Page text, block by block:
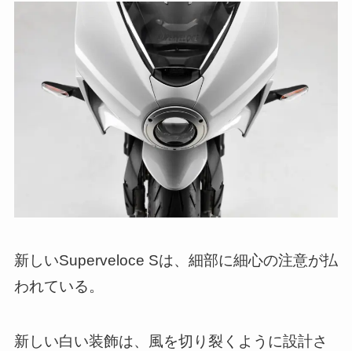
新しいSuperveloce Sは、細部に細心の注意が払
われている。
新しい白い装飾は、風を切り裂くように設計さ